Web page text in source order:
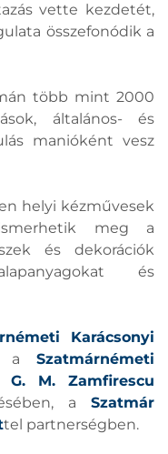
vette kezdetét,
összefonódik a
több mint 2000
általános- és
manióként vesz
helyi kézművesek
meg a
és dekorációk
és
Karácsonyi
a Szatmárnémeti
G. M. Zamfirescu
a Szatmár
tel partnerségben.